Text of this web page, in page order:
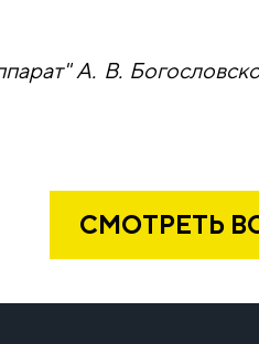
А. В.
СМОТРЕТЬ